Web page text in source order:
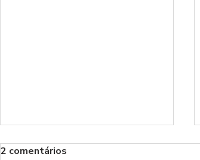
2 comentários